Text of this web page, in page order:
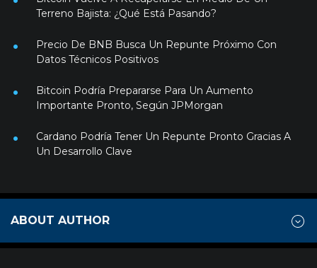
Terreno Bajista: ¿Qué Está Pasando?
Precio De BNB Busca Un Repunte Próximo Con
Datos Técnicos Positivos
Bitcoin Podría Prepararse Para Un Aumento
Importante Pronto, Según JPMorgan
Cardano Podría Tener Un Repunte Pronto Gracias A
Un Desarrollo Clave
ABOUT AUTHOR